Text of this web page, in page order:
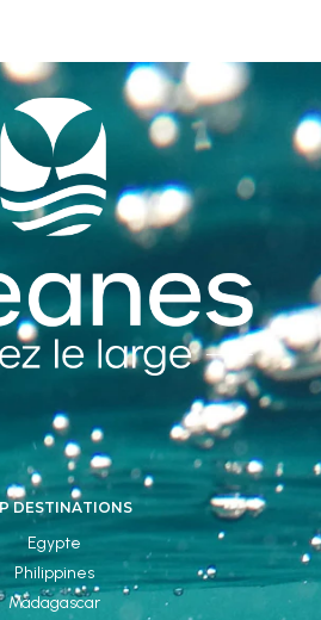
DESTINATIONS
Egypte
Philippines
Madagascar